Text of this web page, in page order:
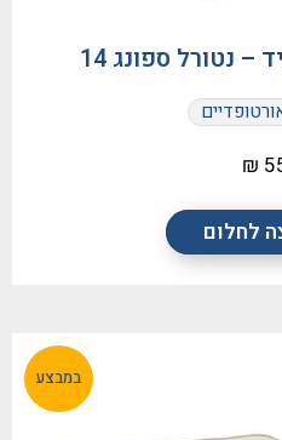
לחלום
– נטורל ספונג 14
במבצע